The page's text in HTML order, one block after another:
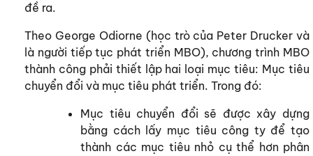
đề ra.
Theo George Odiorne (học trò của Peter Drucker và
là người tiếp tục phát triển MBO), chương trình MBO
thành công phải thiết lập hai loại mục tiêu: Mục tiêu
chuyển đổi và mục tiêu phát triển. Trong đó:
Mục tiêu chuyển đổi sẽ được xây dựng
bằng cách lấy mục tiêu công ty để tạo
thành các mục tiêu nhỏ cụ thể hơn phân